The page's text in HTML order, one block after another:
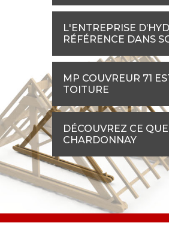
L'ENTREPRISE
RÉFÉRENCE DANS
MP COUVREUR 71
TOITURE
DÉCOUVREZ CE
CHARDONNAY